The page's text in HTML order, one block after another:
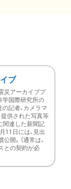
ブ
災アーカイブプ
学国際研究所の
記者、カメラマ
提供された写真等
関連した新聞記
11日には、見出
開。（通常は、
との契約が必